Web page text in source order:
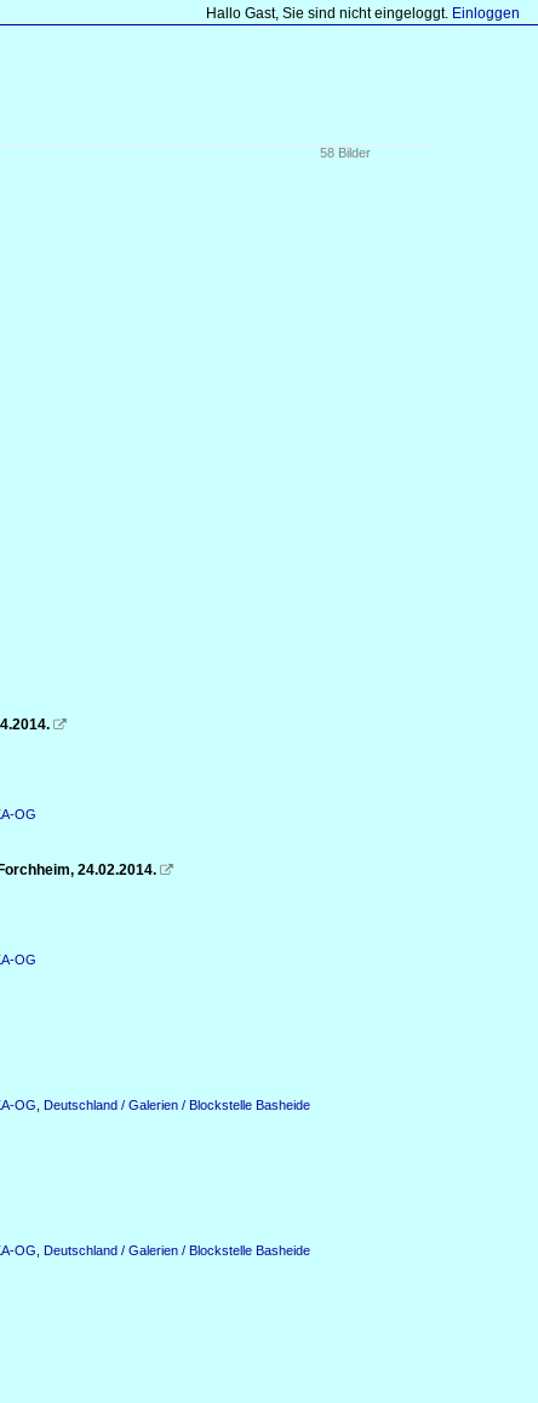
Hallo Gast, Sie sind nicht eingeloggt. Einloggen
58 Bilder

OG
24.02.2014. 
OG
OG Deutschland / Galerien / Blockstelle Basheide
OG Deutschland / Galerien / Blockstelle Basheide